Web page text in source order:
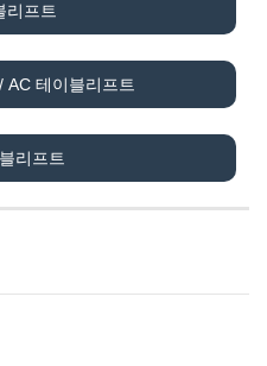
리프트
AC 테이블리프트
리프트